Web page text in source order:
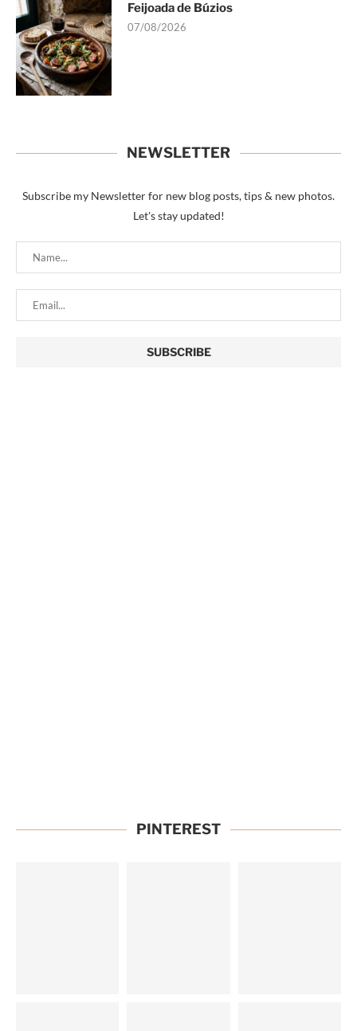
Feijoada de Búzios
07/08/2026
NEWSLETTER
Subscribe my Newsletter for new blog posts, tips & new photos.
Let's stay updated!
PINTEREST